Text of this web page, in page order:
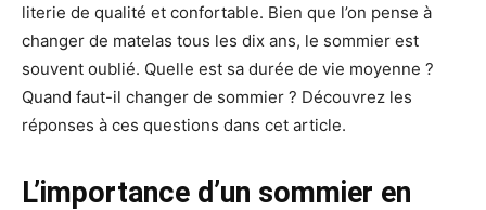
literie de qualité et confortable. Bien que l’on pense à
changer de matelas tous les dix ans, le sommier est
souvent oublié. Quelle est sa durée de vie moyenne ?
Quand faut-il changer de sommier ? Découvrez les
réponses à ces questions dans cet article.
L’importance d’un sommier en